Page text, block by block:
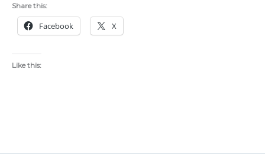
Share this:
Facebook X
Like this: